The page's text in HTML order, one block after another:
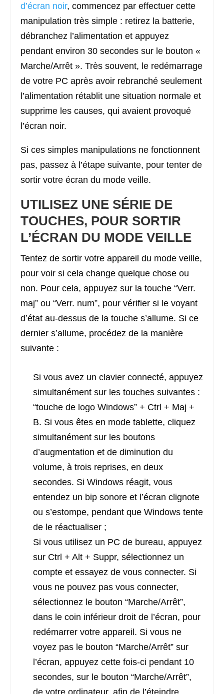
d’écran noir, commencez par effectuer cette
manipulation très simple : retirez la batterie,
débranchez l’alimentation et appuyez
pendant environ 30 secondes sur le bouton «
Marche/Arrêt ». Très souvent, le redémarrage
de votre PC après avoir rebranché seulement
l’alimentation rétablit une situation normale et
supprime les causes, qui avaient provoqué
l’écran noir.
Si ces simples manipulations ne fonctionnent
pas, passez à l’étape suivante, pour tenter de
sortir votre écran du mode veille.
UTILISEZ UNE SÉRIE DE
TOUCHES, POUR SORTIR
L’ÉCRAN DU MODE VEILLE
Tentez de sortir votre appareil du mode veille,
pour voir si cela change quelque chose ou
non. Pour cela, appuyez sur la touche “Verr.
maj” ou “Verr. num”, pour vérifier si le voyant
d’état au-dessus de la touche s’allume. Si ce
dernier s’allume, procédez de la manière
suivante :
Si vous avez un clavier connecté, appuyez
simultanément sur les touches suivantes :
“touche de logo Windows” + Ctrl + Maj +
B. Si vous êtes en mode tablette, cliquez
simultanément sur les boutons
d’augmentation et de diminution du
volume, à trois reprises, en deux
secondes. Si Windows réagit, vous
entendez un bip sonore et l’écran clignote
ou s’estompe, pendant que Windows tente
de le réactualiser ;
Si vous utilisez un PC de bureau, appuyez
sur Ctrl + Alt + Suppr, sélectionnez un
compte et essayez de vous connecter. Si
vous ne pouvez pas vous connecter,
sélectionnez le bouton “Marche/Arrêt”,
dans le coin inférieur droit de l’écran, pour
redémarrer votre appareil. Si vous ne
voyez pas le bouton “Marche/Arrêt” sur
l’écran, appuyez cette fois-ci pendant 10
secondes, sur le bouton “Marche/Arrêt”,
de votre ordinateur, afin de l’éteindre.